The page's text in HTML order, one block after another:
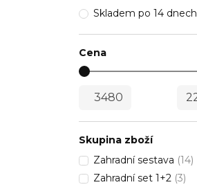
Skladem po 14 dnech
Cena
Skupina zboží
Zahradní sestava (14)
Zahradní set 1+2 (3)